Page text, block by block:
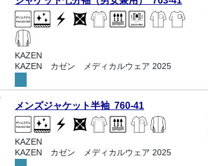
KAZEN
KAZEN カゼン メディカルウェア 2025
メンズジャケット半袖 760-41
KAZEN
KAZEN カゼン メディカルウェア 2025